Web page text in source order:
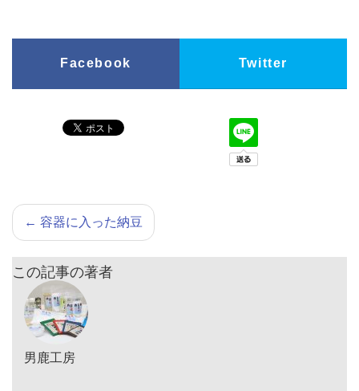
Facebook Twitter
← 容器に入った納豆
この記事の著者
男鹿工房